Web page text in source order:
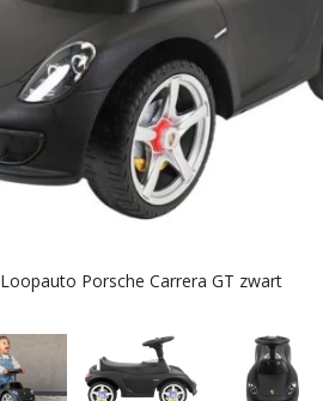
Loopauto Porsche Carrera GT zwart